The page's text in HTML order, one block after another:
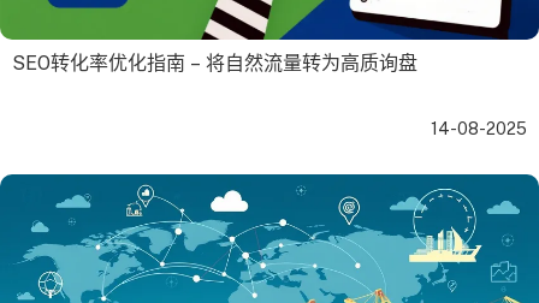
SEO转化率优化指南 – 将自然流量转为高质询盘
14-08-2025